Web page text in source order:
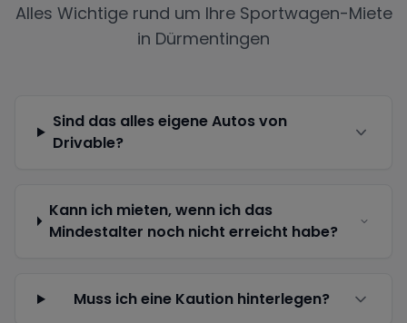
Alles Wichtige rund um Ihre Sportwagen-Miete
in Dürmentingen
Sind das alles eigene Autos von
Drivable?
Kann ich mieten, wenn ich das
Mindestalter noch nicht erreicht habe?
Muss ich eine Kaution hinterlegen?